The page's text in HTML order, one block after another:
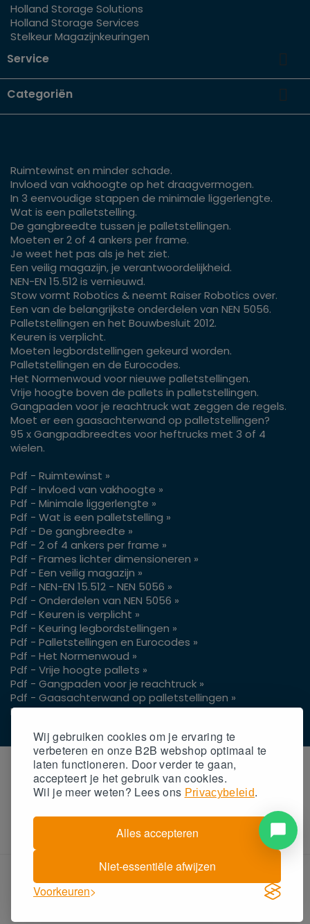
Wij gebruiken cookies om je ervaring te
verbeteren en onze B2B webshop optimaal te
laten functioneren. Door verder te gaan,
accepteert je het gebruik van cookies.
Wil je meer weten? Lees ons Privacybeleid.
Alles accepteren
Niet-essentiële afwijzen
Voorkeuren
Holland Storage Solutions
Holland Storage Services
Stelkeur Magazijnkeuringen
Service 
Categoriën 
Ruimtewinst en minder schade.
Invloed van vakhoogte op het draagvermogen.
In 3 eenvoudige stappen de minimale liggerlengte.
Wat is een palletstelling.
De gangbreedte tussen je palletstellingen.
Moeten er 2 of 4 ankers per frame.
Je weet het pas als je het ziet.
Een veilig magazijn, je verantwoordelijkheid.
NEN-EN 15.512 is vernieuwd.
Stow vormt Robotics & neemt Raiser Robotics over.
Een van de belangrijkste onderdelen van NEN 5056.
Palletstellingen en het Bouwbesluit 2012.
Keuren is verplicht.
Moeten legbordstellingen gekeurd worden.
Palletstellingen en de Eurocodes.
Het Normenwoud voor nieuwe palletstellingen.
Vrije hoogte boven de pallets in palletstellingen.
Gangpaden voor je reachtruck wat zeggen de regels.
Moet er een gaasachterwand op palletstellingen?
95 x Gangpadbreedtes voor heftrucks met 3 of 4
wielen.
Pdf - Ruimtewinst »
Pdf - Invloed van vakhoogte »
Pdf - Minimale liggerlengte »
Pdf - Wat is een palletstelling »
Pdf - De gangbreedte »
Pdf - 2 of 4 ankers per frame »
Pdf - Frames lichter dimensioneren »
Pdf - Een veilig magazijn »
Pdf - NEN-EN 15.512 - NEN 5056 »
Pdf - Onderdelen van NEN 5056 »
Pdf - Keuren is verplicht »
Pdf - Keuring legbordstellingen »
Pdf - Palletstellingen en Eurocodes »
Pdf - Het Normenwoud »
Pdf - Vrije hoogte pallets »
Pdf - Gangpaden voor je reachtruck »
Pdf - Gaasachterwand op palletstellingen »
Pdf - Gangpadbreedtes 3 of 4 wielen »
© 2026 - Realisatie door Magazijn.nl